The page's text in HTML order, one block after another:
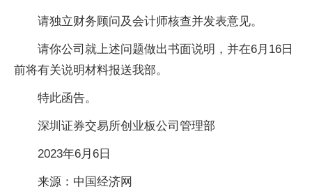
请独立财务顾问及会计师核查并发表意见。
请你公司就上述问题做出书面说明，并在6月16日
前将有关说明材料报送我部。
特此函告。
深圳证券交易所创业板公司管理部
2023年6月6日
来源：中国经济网